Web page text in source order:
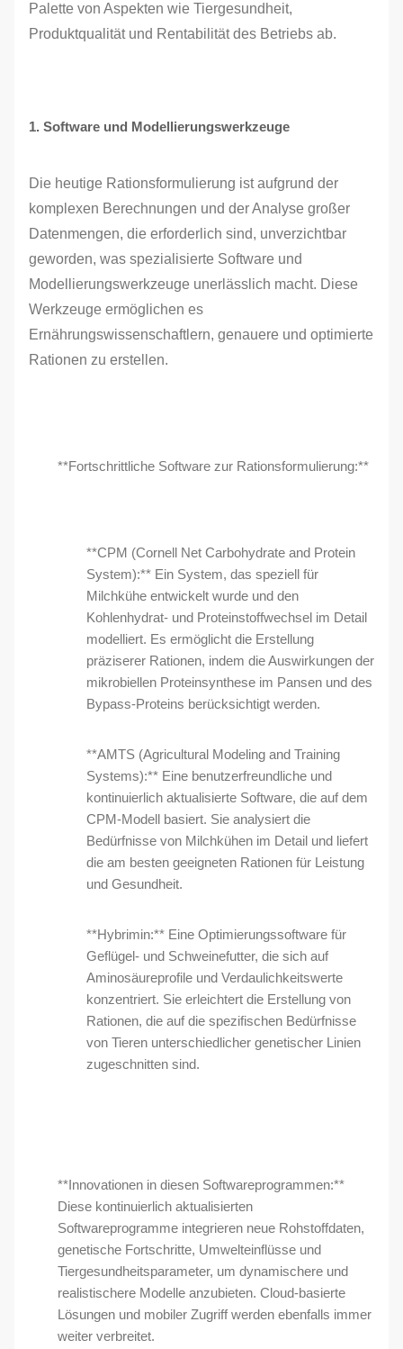
Palette von Aspekten wie Tiergesundheit,
Produktqualität und Rentabilität des Betriebs ab.
1. Software und Modellierungswerkzeuge
Die heutige Rationsformulierung ist aufgrund der
komplexen Berechnungen und der Analyse großer
Datenmengen, die erforderlich sind, unverzichtbar
geworden, was spezialisierte Software und
Modellierungswerkzeuge unerlässlich macht. Diese
Werkzeuge ermöglichen es
Ernährungswissenschaftlern, genauere und optimierte
Rationen zu erstellen.
**Fortschrittliche Software zur Rationsformulierung:**
**CPM (Cornell Net Carbohydrate and Protein
System):** Ein System, das speziell für
Milchkühe entwickelt wurde und den
Kohlenhydrat- und Proteinstoffwechsel im Detail
modelliert. Es ermöglicht die Erstellung
präziserer Rationen, indem die Auswirkungen der
mikrobiellen Proteinsynthese im Pansen und des
Bypass-Proteins berücksichtigt werden.
**AMTS (Agricultural Modeling and Training
Systems):** Eine benutzerfreundliche und
kontinuierlich aktualisierte Software, die auf dem
CPM-Modell basiert. Sie analysiert die
Bedürfnisse von Milchkühen im Detail und liefert
die am besten geeigneten Rationen für Leistung
und Gesundheit.
**Hybrimin:** Eine Optimierungssoftware für
Geflügel- und Schweinefutter, die sich auf
Aminosäureprofile und Verdaulichkeitswerte
konzentriert. Sie erleichtert die Erstellung von
Rationen, die auf die spezifischen Bedürfnisse
von Tieren unterschiedlicher genetischer Linien
zugeschnitten sind.
**Innovationen in diesen Softwareprogrammen:**
Diese kontinuierlich aktualisierten
Softwareprogramme integrieren neue Rohstoffdaten,
genetische Fortschritte, Umwelteinflüsse und
Tiergesundheitsparameter, um dynamischere und
realistischere Modelle anzubieten. Cloud-basierte
Lösungen und mobiler Zugriff werden ebenfalls immer
weiter verbreitet.